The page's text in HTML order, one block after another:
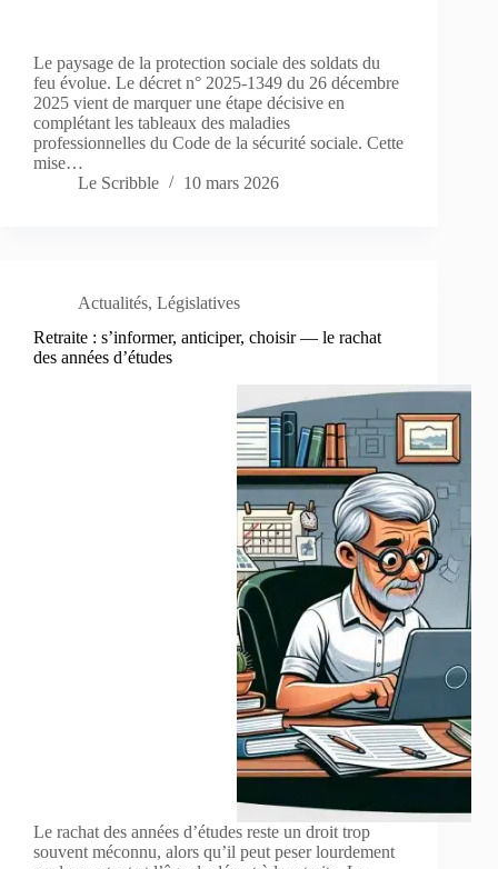
Le paysage de la protection sociale des soldats du
feu évolue. Le décret n° 2025-1349 du 26 décembre
2025 vient de marquer une étape décisive en
complétant les tableaux des maladies
professionnelles du Code de la sécurité sociale. Cette
mise…
Le Scribble
10 mars 2026
Actualités, Législatives
Retraite : s’informer, anticiper, choisir — le rachat
des années d’études
Le rachat des années d’études reste un droit trop
souvent méconnu, alors qu’il peut peser lourdement